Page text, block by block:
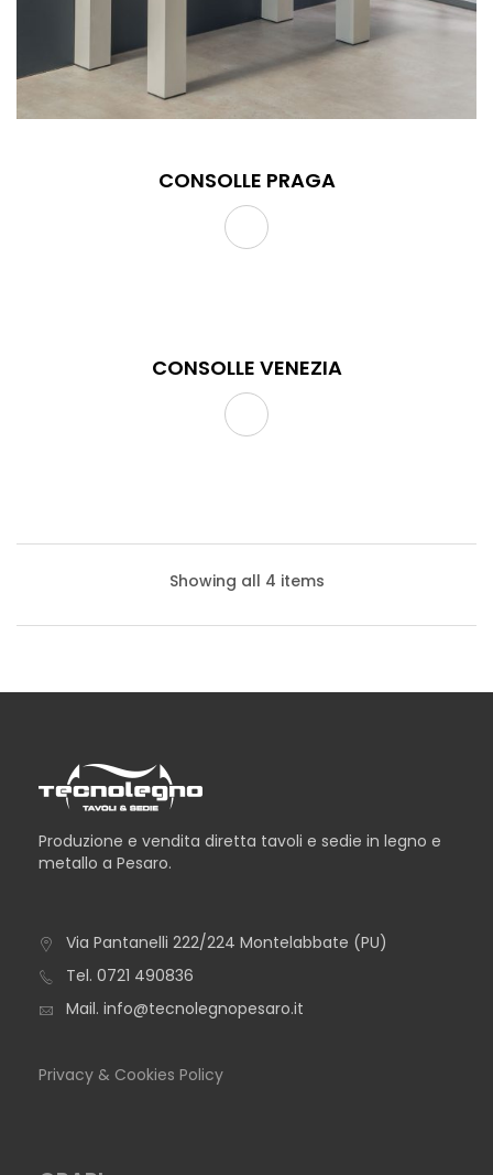
CONSOLLE PRAGA
CONSOLLE VENEZIA
CONSOLLE MEXICO
Showing all 4 items
Produzione e vendita diretta tavoli e sedie in legno e
metallo a Pesaro.
Via Pantanelli 222/224 Montelabbate (PU)
Tel. 0721 490836
Mail. info@tecnolegnopesaro.it
Privacy & Cookies Policy